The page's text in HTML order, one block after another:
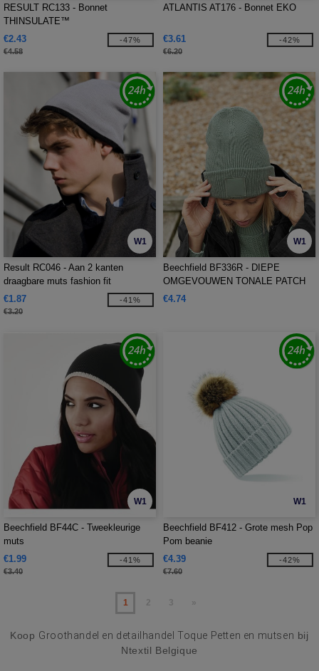
RESULT RC133 - Bonnet
THINSULATE™
€2.43
€4.58
-47%
ATLANTIS AT176 - Bonnet EKO
€3.61
€6.20
-42%
W1
Result RC046 - Aan 2 kanten
draagbare muts fashion fit
€1.87
€3.20
-41%
W1
Beechfield BF336R - DIEPE
OMGEVOUWEN TONALE PATCH
BEANIE
€4.74
W1
Beechfield BF44C - Tweekleurige
muts
€1.99
€3.40
-41%
W1
Beechfield BF412 - Grote mesh Pop
Pom beanie
€4.39
€7.60
-42%
1 2 3 »
Koop Groothandel en detailhandel Toque Petten en mutsen bij
Ntextil Belgique